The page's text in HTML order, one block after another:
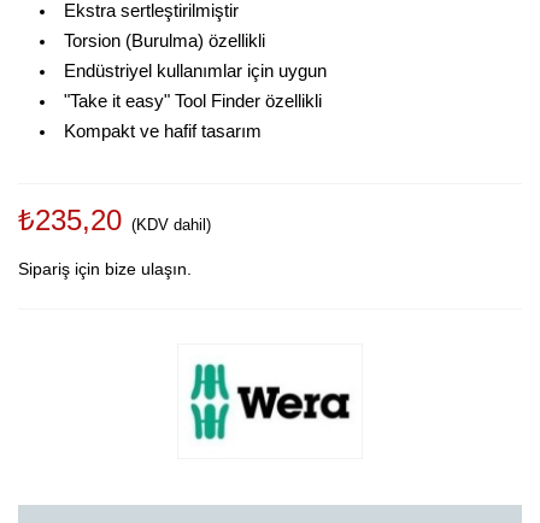
Ekstra sertleştirilmiştir
Torsion (Burulma) özellikli
Endüstriyel kullanımlar için uygun
"Take it easy" Tool Finder özellikli
Kompakt ve hafif tasarım
₺235,20 (KDV dahil)
Sipariş için bize ulaşın.